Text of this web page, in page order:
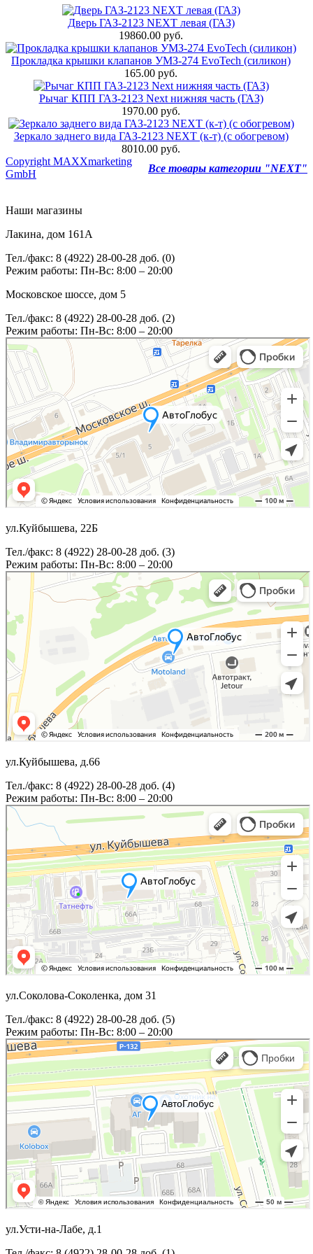
Дверь ГАЗ-2123 NEXT левая (ГАЗ)
19860.00 руб.
Прокладка крышки клапанов УМЗ-274 EvoTech (силикон)
165.00 руб.
Рычаг КПП ГАЗ-2123 Next нижняя часть (ГАЗ)
1970.00 руб.
Зеркало заднего вида ГАЗ-2123 NEXT (к-т) (с обогревом)
8010.00 руб.
Все товары категории "NEXT"
Copyright MAXXmarketing
GmbH
Наши магазины
Лакина, дом 161А
Тел./факс: 8 (4922) 28-00-28 доб. (0)
Режим работы: Пн-Вс: 8:00 – 20:00
Московское шоссе, дом 5
Тел./факс: 8 (4922) 28-00-28 доб. (2)
Режим работы: Пн-Вс: 8:00 – 20:00
ул.Куйбышева, 22Б
Тел./факс: 8 (4922) 28-00-28 доб. (3)
Режим работы: Пн-Вс: 8:00 – 20:00
ул.Куйбышева, д.66
Тел./факс: 8 (4922) 28-00-28 доб. (4)
Режим работы: Пн-Вс: 8:00 – 20:00
ул.Соколова-Соколенка, дом 31
Тел./факс: 8 (4922) 28-00-28 доб. (5)
Режим работы: Пн-Вс: 8:00 – 20:00
ул.Усти-на-Лабе, д.1